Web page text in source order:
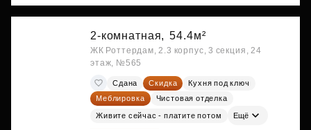
2-комнатная, 54.4м²
ЖК Роттердам, 2.3 корпус, 3 секция, 24
этаж, №565
Сдана Скидка
Кухня под ключ
Меблировка
Чистовая отделка
Живите сейчас - платите потом Ещё